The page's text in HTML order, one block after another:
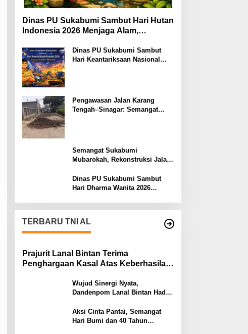
Dinas PU Sukabumi Sambut Hari Hutan
Indonesia 2026 Menjaga Alam,
Dinas PU Sukabumi Sambut
Hari Keantariksaan Nasional
Pengawasan Jalan Karang
Tengah–Sinagar: Semangat
Semangat Sukabumi
Mubarokah, Rekonstruksi Jalan
Mobilitas Masyarakat
Dinas PU Sukabumi Sambut
Hari Dharma Wanita 2026
TERBARU TNI AL
Prajurit Lanal Bintan Terima
Penghargaan Kasal Atas Keberhasilan
Wujud Sinergi Nyata,
Dandenpom Lanal Bintan Hadiri
Tanjungpinang
Aksi Cinta Pantai, Semangat
Hari Bumi dan 40 Tahun